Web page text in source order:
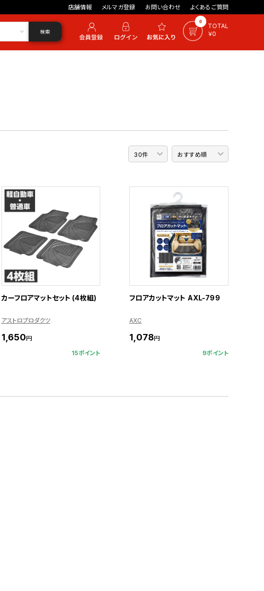
店舗情報 メルマガ登録 お問い合わせ よくあるご質問
0
TOTAL
￥0
検索
カーフロアマットセット (4枚組)
アストロプロダクツ
1,650円
15ポイント
フロアカットマット AXL-799
AXC
1,078円
9ポイント